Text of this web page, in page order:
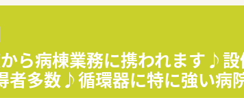
し合いながら勤務しております。
立されている方も多くおります。
にも取り組んでおります。
の業務に専念できます。基本、院外薬局からの
、動きやすいです。
ら病棟業務に携われます♪
者多数♪循環器に特に強い病